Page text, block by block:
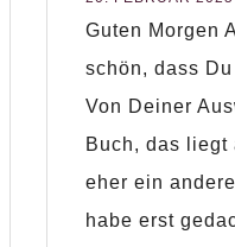
Guten Morgen
schön, dass
Von Deiner
Buch, das liegt
eher ein
habe erst